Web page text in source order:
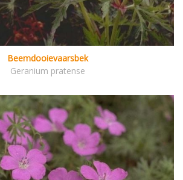
Beemdooievaarsbek
Geranium pratense